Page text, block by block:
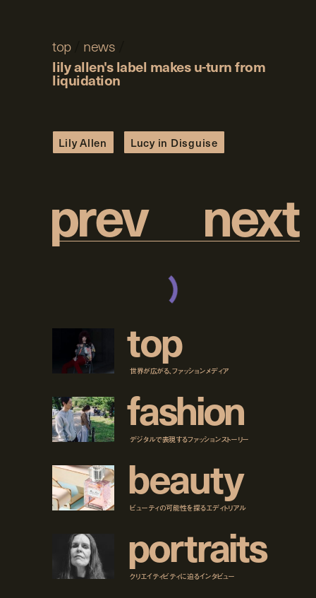
top/ news
lily allen's label makes u-turn from
liquidation
Lily Allen Lucy in Disguise
prev next
top
世界が広がる、ファッションメディア
fashion
デジタルで表現するファッションストーリー
beauty
ビューティの可能性を探るエディトリアル
portraits
クリエイティビティに迫るインタビュー